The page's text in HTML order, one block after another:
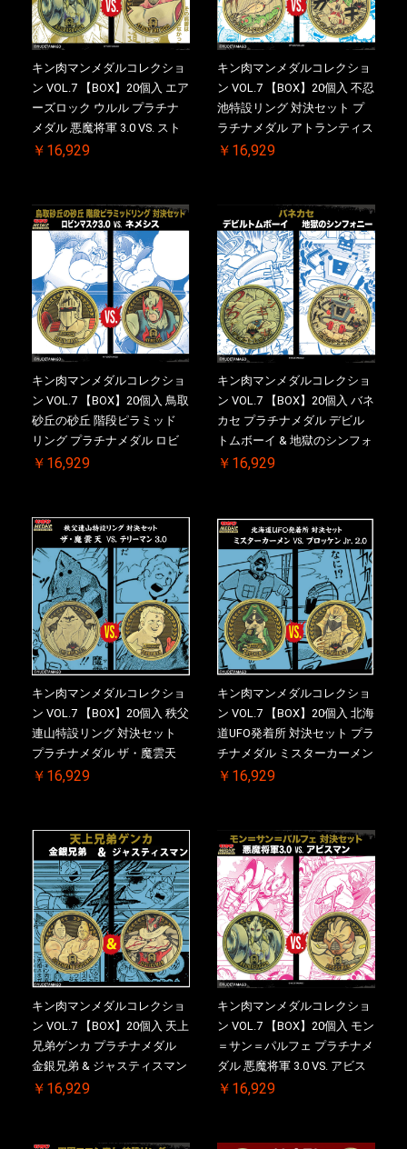
キン肉マンメダルコレクショ
ン VOL.7 【BOX】20個入 エア
ーズロック ウルル プラチナ
メダル 悪魔将軍 3.0 VS. スト
ロング・ザ・武道【初回購入
2026/10/30 一斉出荷予定
￥16,929
キン肉マンメダルコレクショ
ン VOL.7 【BOX】20個入 不忍
池特設リング 対決セット プ
ラチナメダル アトランティス
ドライバー VS.ネックカット
メダル(非売品)付
￥16,929
キン肉マンメダルコレクショ
ン VOL.7 【BOX】20個入 鳥取
砂丘の砂丘 階段ピラミッド
リング プラチナメダル ロビ
ンマスク VS.ネメシス 【初回
2026/10/30 一斉出荷予定
￥16,929
キン肉マンメダルコレクショ
ン VOL.7 【BOX】20個入 バネ
カセ プラチナメダル デビル
トムボーイ & 地獄のシンフォ
ニー ケース付き【初回購入特
一斉出荷予定
￥16,929
キン肉マンメダルコレクショ
ン VOL.7 【BOX】20個入 秩父
連山特設リング 対決セット
プラチナメダル ザ・魔雲天
VS. テリーマン 3.0 ケース付
注分】2026/10/30 一斉出荷予
￥16,929
キン肉マンメダルコレクショ
ン VOL.7 【BOX】20個入 北海
道UFO発着所 対決セット プラ
チナメダル ミスターカーメン
VS. ブロッケン Jr. 2.0 ケース
【二次受注分】2026/10/30 一
斉出荷予定
￥16,929
キン肉マンメダルコレクショ
ン VOL.7 【BOX】20個入 天上
兄弟ゲンカ プラチナメダル
金銀兄弟 & ジャスティスマン
2.0 ケース付き【初回購入特
一斉出荷予定
￥16,929
キン肉マンメダルコレクショ
ン VOL.7 【BOX】20個入 モン
＝サン＝パルフェ プラチナメ
ダル 悪魔将軍 3.0 VS. アビス
マン【初回購入特典 】
斉出荷予定
￥16,929